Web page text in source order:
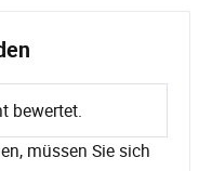
bewertet.
müssen Sie sich